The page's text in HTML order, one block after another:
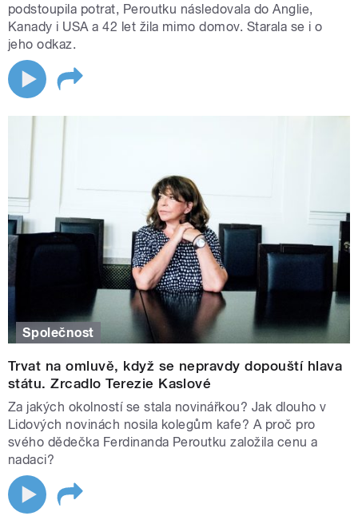
podstoupila potrat, Peroutku následovala do Anglie,
Kanady i USA a 42 let žila mimo domov. Starala se i o
jeho odkaz.
Společnost
Trvat na omluvě, když se nepravdy dopouští hlava
státu. Zrcadlo Terezie Kaslové
Za jakých okolností se stala novinářkou? Jak dlouho v
Lidových novinách nosila kolegům kafe? A proč pro
svého dědečka Ferdinanda Peroutku založila cenu a
nadaci?